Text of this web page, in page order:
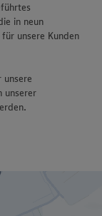
in neun
unsere Kunden
unserer